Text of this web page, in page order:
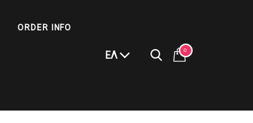
ORDER INFO
ΕΛ 0